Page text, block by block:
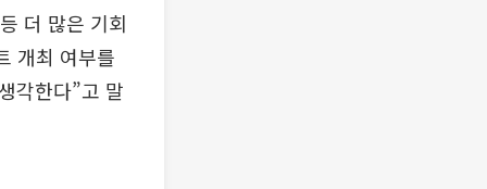
더 많은 기회
개최 여부를
각한다”고 말